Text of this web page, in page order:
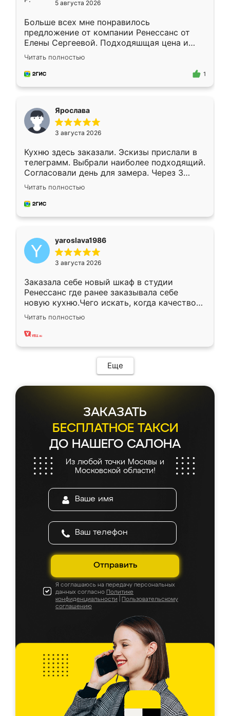
5 августа 2026
Больше всех мне понравилось
предложение от компании Ренессанс от
Елены Сергеевой. Подходяшщая цена и
короткие сроки изготовления. Приехавший
для замера сотрудник Владислав
предложил по моему эскизу самый
Читать полностью
1
Ярослава
3 августа 2026
Кухню здесь заказали. Эскизы прислали в
телеграмм. Выбрали наиболее подходящий.
Согласовали день для замера. Через 3
недели кухня была уже готова. Остались
довольны работой. Спасибо Ренессанс
мебель за качественную работу!
Читать полностью
yaroslava1986
3 августа 2026
Заказала себе новый шкаф в студии
Ренессанс где ранее заказывала себе
новую кухню.Чего искать, когда качеством
вполне довольна. Служит кухня уже почти
два года, нареканий нет.
Читать полностью
Еще
ЗАКАЗАТЬ
БЕСПЛАТНОЕ ТАКСИ
ДО НАШЕГО САЛОНА
Из любой точки Москвы и
Московской области!
Отправить
Я соглашаюсь на передачу персональных
данных согласно Политике
конфиденциальности
Пользовательскому
соглашению